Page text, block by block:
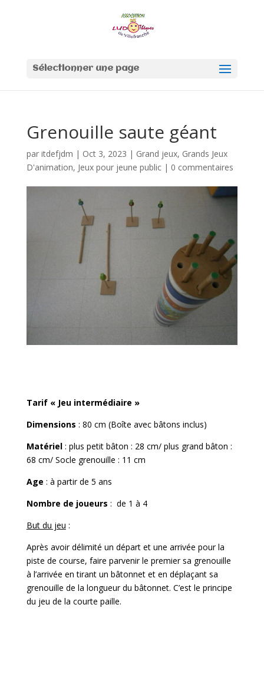
Sélectionner une page
Grenouille saute géant
par itdefjdm | Oct 3, 2023 | Grand jeux, Grands Jeux
D'animation, Jeux pour jeune public| 0 commentaires
Tarif « Jeu intermédiaire »
Dimensions : 80 cm (Boîte avec bâtons inclus)
Matériel: plus petit bâton : 28 cm/ plus grand bâton :
68 cm/ Socle grenouille : 11 cm
Age : à partir de 5 ans
Nombre de joueurs : de 1 à 4
But du jeu :
Après avoir délimité un départ et une arrivée pour la
piste de course, faire parvenir le premier sa grenouille
à l’arrivée en tirant un bâtonnet et en déplaçant sa
grenouille de la longueur du bâtonnet. C’est le principe
du jeu de la courte paille.